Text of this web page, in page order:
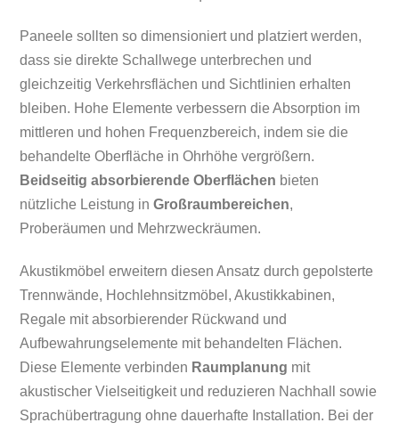
Paneele sollten so dimensioniert und platziert werden,
dass sie direkte Schallwege unterbrechen und
gleichzeitig Verkehrsflächen und Sichtlinien erhalten
bleiben. Hohe Elemente verbessern die Absorption im
mittleren und hohen Frequenzbereich, indem sie die
behandelte Oberfläche in Ohrhöhe vergrößern.
Beidseitig absorbierende Oberflächen bieten
nützliche Leistung inGroßraumbereichen,
Proberäumen und Mehrzweckräumen.
Akustikmöbel erweitern diesen Ansatz durch gepolsterte
Trennwände, Hochlehnsitzmöbel, Akustikkabinen,
Regale mit absorbierender Rückwand und
Aufbewahrungselemente mit behandelten Flächen.
Diese Elemente verbinden Raumplanung mit
akustischer Vielseitigkeit und reduzieren Nachhall sowie
Sprachübertragung ohne dauerhafte Installation. Bei der